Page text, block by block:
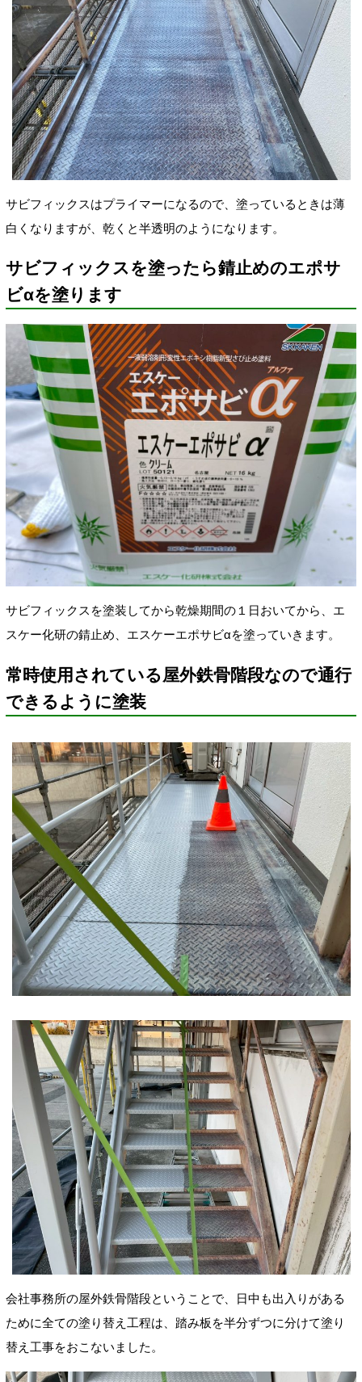
サビフィックスはプライマーになるので、塗っているときは薄
白くなりますが、乾くと半透明のようになります。
サビフィックスを塗ったら錆止めのエポサ
ビαを塗ります
サビフィックスを塗装してから乾燥期間の１日おいてから、エ
スケー化研の錆止め、エスケーエポサビαを塗っていきます。
常時使用されている屋外鉄骨階段なので通行
できるように塗装
会社事務所の屋外鉄骨階段ということで、日中も出入りがある
ために全ての塗り替え工程は、踏み板を半分ずつに分けて塗り
替え工事をおこないました。